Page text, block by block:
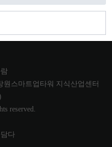
원스마트업타워 지식산업센터
reserved.
다